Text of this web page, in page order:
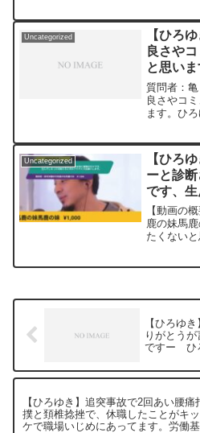
出家した
が、ひろ
Uncategorized
【ひろ
良さや
と思い
います
き
質問者：
良さやコ
ます。ひ
ンを呑み
https://
画で、寄
答形式に
問してる
さい。
ル登録を
Uncategorized
【ひろ
ーと診
です、
何かア
ー ひろ
【動画の
鹿の妹馬
たくない
【ひろゆ
りがとう
ですー ひ
【ひろゆき】追突事故で2回あい腰痛
撲と頚椎捻挫で、休職したことがキ
ケで職場いじめにあってます。労働基